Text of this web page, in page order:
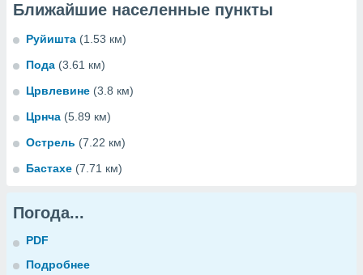
Ближайшие населенные пункты
Руйишта (1.53 км)
Пода (3.61 км)
Црвлевине (3.8 км)
Црнча (5.89 км)
Острель (7.22 км)
Бастахе (7.71 км)
Погода...
PDF
Подробнее